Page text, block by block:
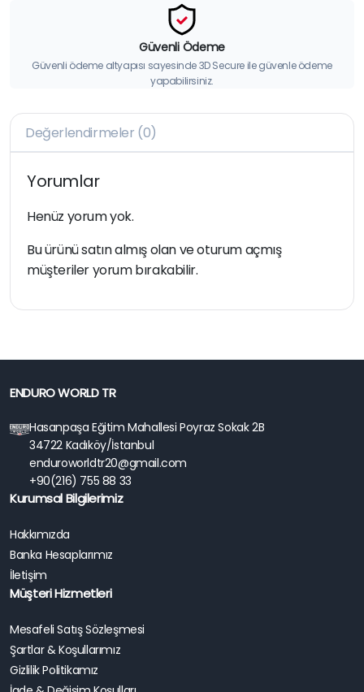
Güvenli Ödeme
Güvenli ödeme altyapısı sayesinde 3D Secure ile güvenle ödeme
yapabilirsiniz.
Değerlendirmeler (0)
Yorumlar
Henüz yorum yok.
Bu ürünü satın almış olan ve oturum açmış
müşteriler yorum bırakabilir.
ENDURO WORLD TR
Hasanpaşa Eğitim Mahallesi Poyraz Sokak 2B
34722 Kadıköy/İstanbul
enduroworldtr20@gmail.com
+90(216) 755 88 33
Kurumsal Bilgilerimiz
Hakkımızda
Banka Hesaplarımız
İletişim
Müşteri Hizmetleri
Mesafeli Satış Sözleşmesi
Şartlar & Koşullarımız
Gizlilik Politikamız